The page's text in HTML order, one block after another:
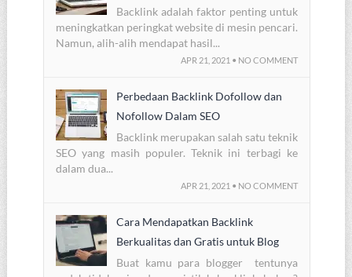
Backlink adalah faktor penting untuk
meningkatkan peringkat website di mesin pencari.
Namun, alih-alih mendapat hasil...
APR 21, 2021 • NO COMMENT
Perbedaan Backlink Dofollow dan
Nofollow Dalam SEO
Backlink merupakan salah satu teknik
SEO yang masih populer. Teknik ini terbagi ke
dalam dua...
APR 21, 2021 • NO COMMENT
Cara Mendapatkan Backlink
Berkualitas dan Gratis untuk Blog
Buat kamu para blogger tentunya